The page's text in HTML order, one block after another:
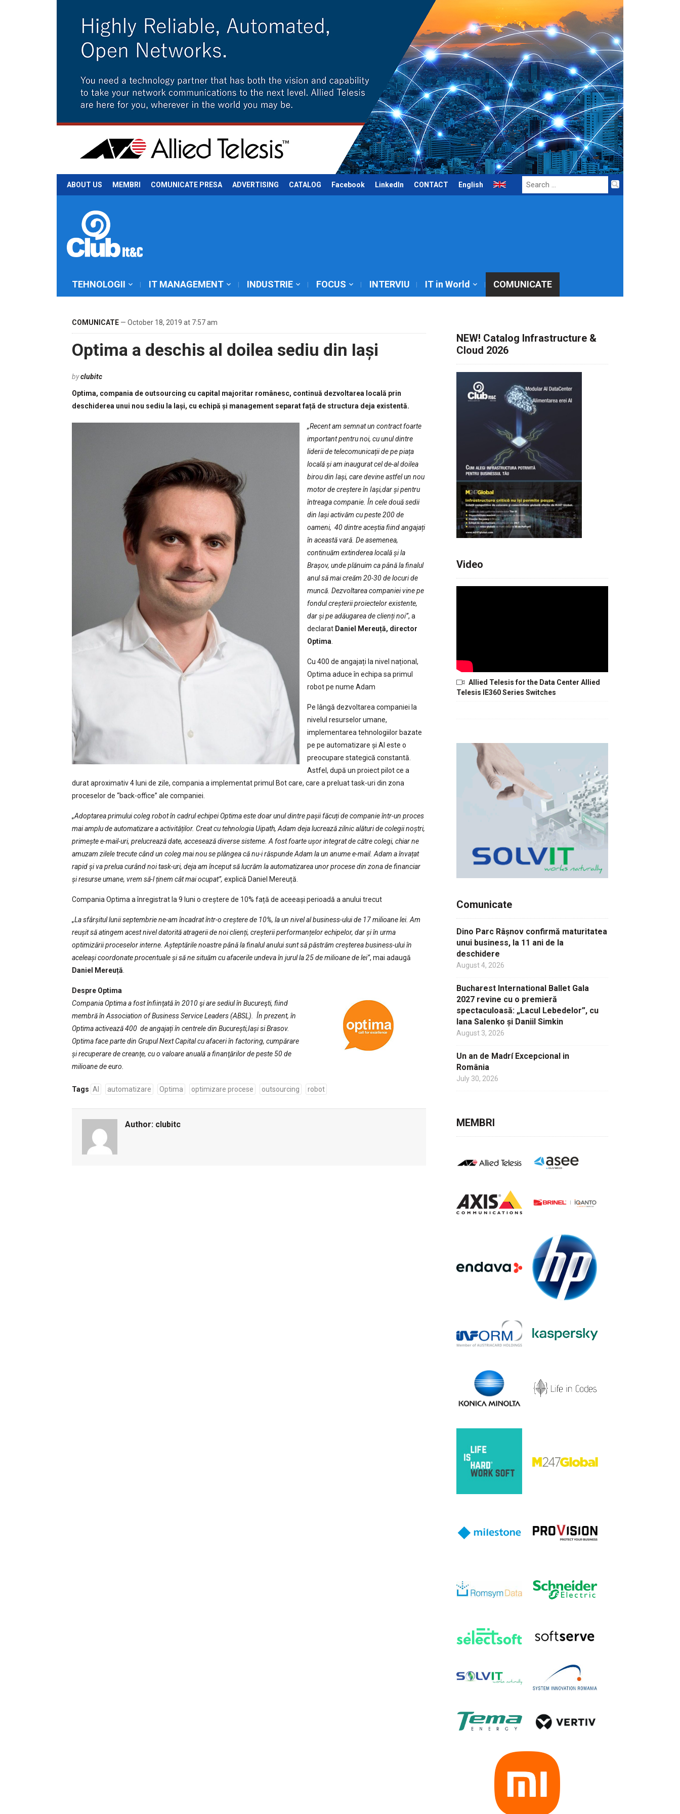
ABOUT US MEMBRI COMUNICATE PRESA ADVERTISING CATALOG Facebook LinkedIn CONTACT English
Search
for:
TEHNOLOGII IT MANAGEMENT INDUSTRIE FOCUS INTERVIU IT in World COMUNICATE
COMUNICATE — October 18, 2019 at 7:57 am
Optima a deschis al doilea sediu din Iași
byclubitc
Optima, compania de outsourcing cu capital majoritar românesc, continuă dezvoltarea locală prin
deschiderea unui nou sediu la Iași, cu echipă și management separat față de structura deja existentă.
„Recent am semnat un contract foarte
important pentru noi, cu unul dintre
liderii de telecomunicații de pe piața
locală și am inaugurat cel de-al doilea
birou din Iași, care devine astfel un nou
motor de creștere în Iași,dar și pentru
întreaga companie. În cele două sedii
din Iași activăm cu peste 200 de
oameni, 40 dintre aceștia fiind angajați
în această vară. De asemenea,
continuăm extinderea locală și la
Brașov, unde plănuim ca până la finalul
anul să mai creăm 20-30 de locuri de
muncă. Dezvoltarea companiei vine pe
fondul creșterii proiectelor existente,
dar și pe adăugarea de clienți noi”, a
declarat Daniel Mereuță, director
Optima.
Cu 400 de angajați la nivel național,
Optima aduce în echipa sa primul
robot pe nume Adam
Pe lângă dezvoltarea companiei la
nivelul resurselor umane,
implementarea tehnologiilor bazate
pe pe automatizare și AI este o
preocupare stategică constantă.
Astfel, după un proiect pilot ce a
durat aproximativ 4 luni de zile, compania a implementat primul Bot care, care a preluat task-uri din zona
proceselor de “back-office” ale companiei.
„Adoptarea primului coleg robot în cadrul echipei Optima este doar unul dintre pașii făcuți de companie într-un proces
mai amplu de automatizare a activităților. Creat cu tehnologia Uipath, Adam deja lucrează zilnic alături de colegii noștri,
primește e-mail-uri, prelucrează date, accesează diverse sisteme. A fost foarte ușor integrat de către colegi, chiar ne
amuzam zilele trecute când un coleg mai nou se plângea că nu-i răspunde Adam la un anume e-mail. Adam a învațat
rapid și va prelua curând noi task-uri, deja am început să lucrăm la automatizarea unor procese din zona de financiar
și resurse umane, vrem să-l ținem cât mai ocupat”, explică Daniel Mereuță.
Compania Optima a înregistrat la 9 luni o creștere de 10% față de aceeași perioadă a anului trecut
„La sfârșitul lunii septembrie ne-am încadrat într-o creștere de 10%, la un nivel al business-ului de 17 milioane lei. Am
reușit să atingem acest nivel datorită atragerii de noi clienți, creșterii performanțelor echipelor, dar și în urma
optimizării proceselor interne. Așteptările noastre până la finalul anului sunt să păstrăm creșterea business-ului în
aceleași coordonate procentuale și să ne situăm cu afacerile undeva în jurul la 25 de milioane de lei”, mai adaugă
Daniel Mereuță.
Despre Optima
Compania Optima a fost înfiinţată în 2010 şi are sediul în Bucureşti, fiind
membră în Association of Business Service Leaders (ABSL). În prezent, în
Optima activează 400 de angajați în centrele din București,Iași si Brasov.
Optima face parte din Grupul Next Capital cu afaceri în factoring, cumpărare
și recuperare de creanţe, cu o valoare anuală a finanţărilor de peste 50 de
milioane de euro.
Tags AI automatizare Optima optimizare procese outsourcing robot
Author: clubitc
NEW! Catalog Infrastructure &
Cloud 2026
Video
Allied Telesis for the Data Center Allied
Telesis IE360 Series Switches
Comunicate
Dino Parc Râșnov confirmă maturitatea
unui business, la 11 ani de la
deschidere
August 4, 2026
Bucharest International Ballet Gala
2027 revine cu o premieră
spectaculoasă: „Lacul Lebedelor”, cu
Iana Salenko și Daniil Simkin
August 3, 2026
Un an de Madrí Excepcional in
România
July 30, 2026
MEMBRI